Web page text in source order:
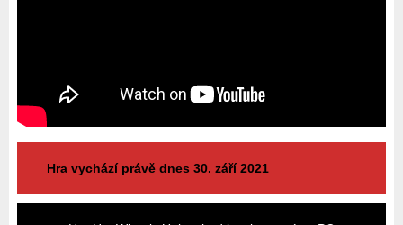
Hra vychází právě dnes 30. září 2021